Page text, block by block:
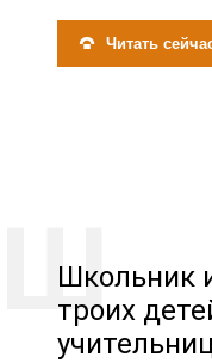
Читать
Школьник
троих